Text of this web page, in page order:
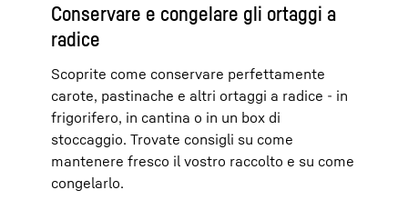
Conservare e congelare gli ortaggi a
radice
Scoprite come conservare perfettamente
carote, pastinache e altri ortaggi a radice - in
frigorifero, in cantina o in un box di
stoccaggio. Trovate consigli su come
mantenere fresco il vostro raccolto e su come
congelarlo.